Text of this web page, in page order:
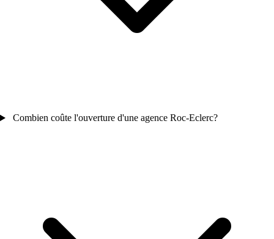
Combien coûte l'ouverture d'une agence Roc-Eclerc?